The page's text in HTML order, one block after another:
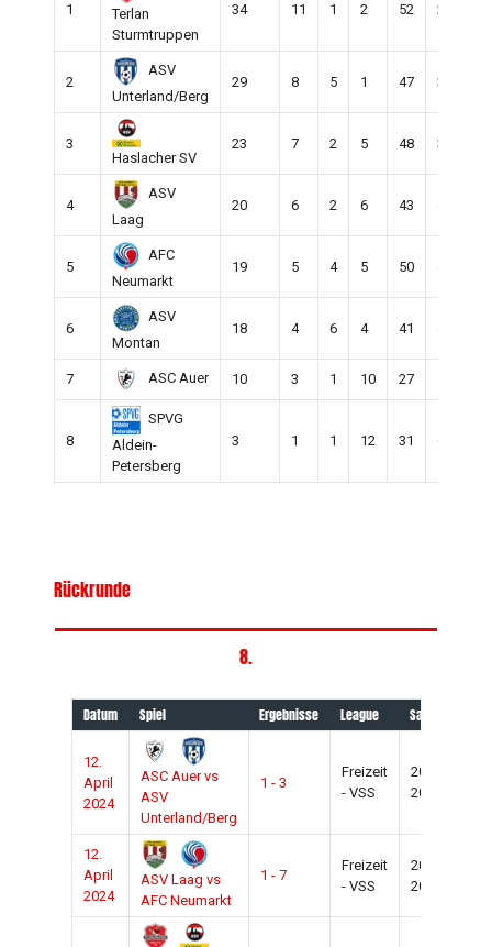
1
Terlan
Sturmtruppen
34 11 1 2 52 26
2
ASV
Unterland/Berg
29 8 5 1 47 30
3
Haslacher SV
23 7 2 5 48 38
4
ASV
Laag
20 6 2 6 43 44
5
AFC
Neumarkt
19 5 4 5 50 46
6
ASV
Montan
18 4 6 4 41 42
7 ASC Auer 10 3 1 10 27
8
SPVG
Aldein-
Petersberg
3 1 1 12 31 63
Rückrunde
8.
Datum Spiel Ergebnisse League Saison
12.
April
2024
ASC Auer vs
ASV
Unterland/Berg
1 - 3
Freizeit
- VSS
2023-
2024
12.
April
2024
ASV Laag vs
AFC Neumarkt
1 - 7
Freizeit
- VSS
2023-
2024